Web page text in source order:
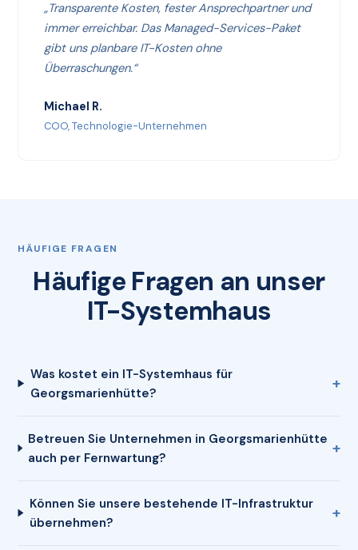
„Transparente Kosten, fester Ansprechpartner und
immer erreichbar. Das Managed-Services-Paket
gibt uns planbare IT-Kosten ohne
Überraschungen.“
Michael R.
COO, Technologie-Unternehmen
HÄUFIGE FRAGEN
Häufige Fragen an unser
IT-Systemhaus
Was kostet ein IT-Systemhaus für
Georgsmarienhütte?
Betreuen Sie Unternehmen in Georgsmarienhütte
auch per Fernwartung?
Können Sie unsere bestehende IT-Infrastruktur
übernehmen?